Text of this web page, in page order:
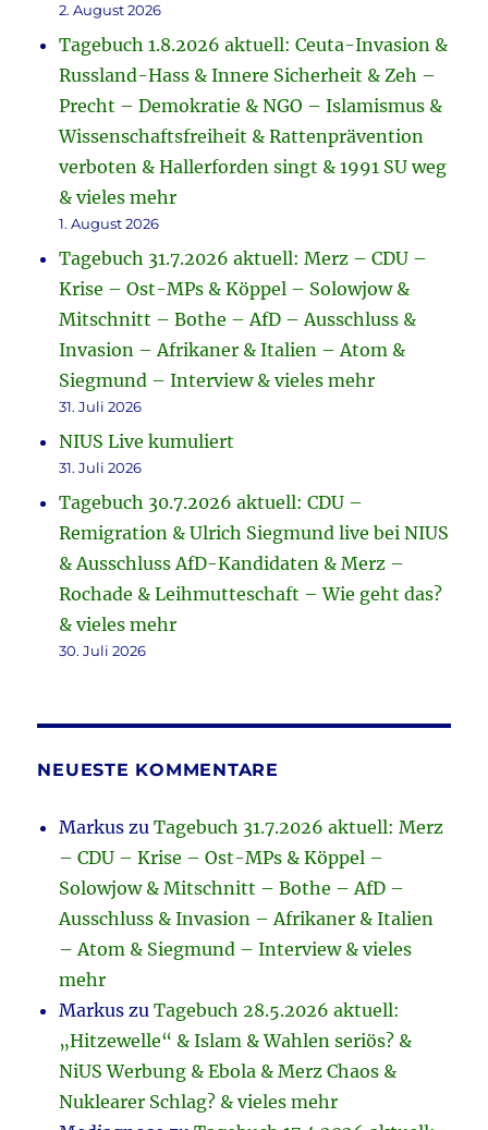
2. August 2026
Tagebuch 1.8.2026 aktuell: Ceuta-Invasion &
Russland-Hass & Innere Sicherheit & Zeh –
Precht – Demokratie & NGO – Islamismus &
Wissenschaftsfreiheit & Rattenprävention
verboten & Hallerforden singt & 1991 SU weg
& vieles mehr
1. August 2026
Tagebuch 31.7.2026 aktuell: Merz – CDU –
Krise – Ost-MPs & Köppel – Solowjow &
Mitschnitt – Bothe – AfD – Ausschluss &
Invasion – Afrikaner & Italien – Atom &
Siegmund – Interview & vieles mehr
31. Juli 2026
NIUS Live kumuliert
31. Juli 2026
Tagebuch 30.7.2026 aktuell: CDU –
Remigration & Ulrich Siegmund live bei NIUS
& Ausschluss AfD-Kandidaten & Merz –
Rochade & Leihmutteschaft – Wie geht das?
& vieles mehr
30. Juli 2026
NEUESTE KOMMENTARE
Markus zuTagebuch 31.7.2026 aktuell: Merz
– CDU – Krise – Ost-MPs & Köppel –
Solowjow & Mitschnitt – Bothe – AfD –
Ausschluss & Invasion – Afrikaner & Italien
– Atom & Siegmund – Interview & vieles
mehr
Markus zuTagebuch 28.5.2026 aktuell:
„Hitzewelle“ & Islam & Wahlen seriös? &
NiUS Werbung & Ebola & Merz Chaos &
Nuklearer Schlag? & vieles mehr